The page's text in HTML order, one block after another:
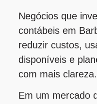
Negócios que
contábeis em
reduzir custos,
disponíveis e
com mais clareza.
Em um mercado